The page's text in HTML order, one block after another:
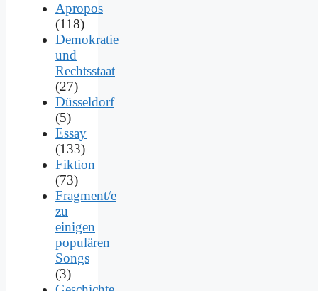
Apropos
(118)
Demokratie
und
Rechtsstaat
(27)
Düsseldorf
(5)
Essay
(133)
Fiktion
(73)
Fragment/e
zu
einigen
populären
Songs
(3)